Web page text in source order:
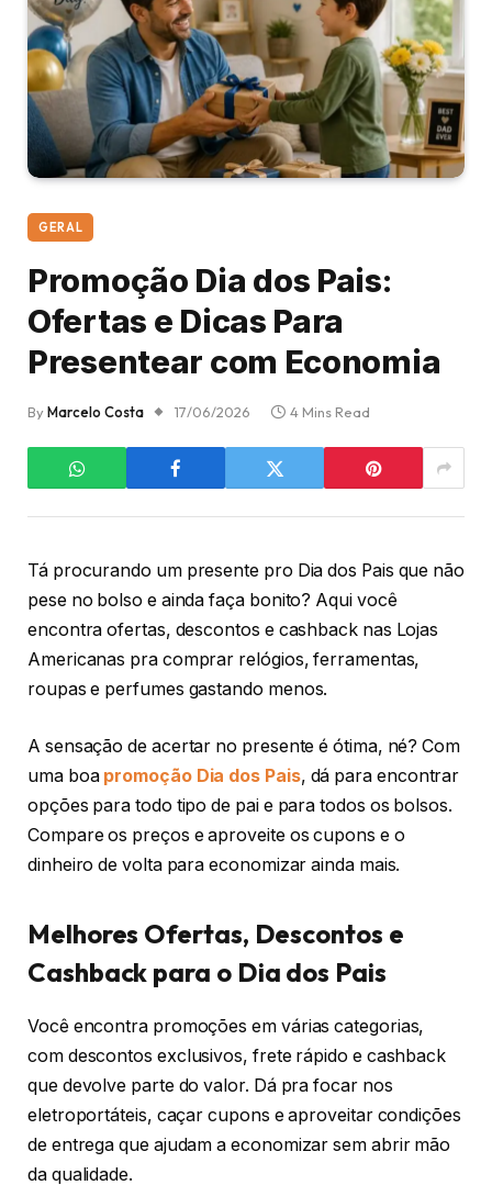
GERAL
Promoção Dia dos Pais:
Ofertas e Dicas Para
Presentear com Economia
ByMarcelo Costa 17/06/2026 4 Mins Read
Tá procurando um presente pro Dia dos Pais que não
pese no bolso e ainda faça bonito? Aqui você
encontra ofertas, descontos e cashback nas Lojas
Americanas pra comprar relógios, ferramentas,
roupas e perfumes gastando menos.
A sensação de acertar no presente é ótima, né? Com
uma boa promoção Dia dos Pais, dá para encontrar
opções para todo tipo de pai e para todos os bolsos.
Compare os preços e aproveite os cupons e o
dinheiro de volta para economizar ainda mais.
Melhores Ofertas, Descontos e
Cashback para o Dia dos Pais
Você encontra promoções em várias categorias,
com descontos exclusivos, frete rápido e cashback
que devolve parte do valor. Dá pra focar nos
eletroportáteis, caçar cupons e aproveitar condições
de entrega que ajudam a economizar sem abrir mão
da qualidade.